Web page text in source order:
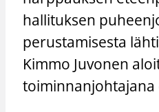
hallituksen
perustamisesta
Kimmo Juvonen
toiminnanjohtajana